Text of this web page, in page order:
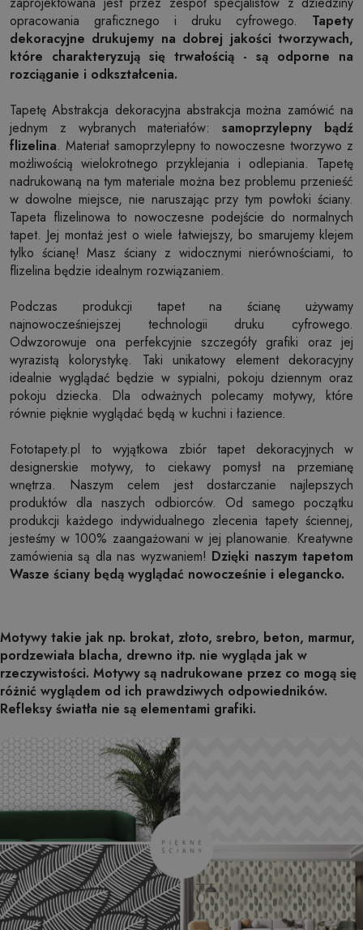
opracowania graficznego i druku cyfrowego. Tapety
dekoracyjne drukujemy na dobrej jakości tworzywach,
które charakteryzują się trwałością - są odporne na
rozciąganie i odkształcenia.
Tapetę Abstrakcja dekoracyjna abstrakcja można zamówić na
jednym z wybranych materiałów:samoprzylepny bądź
flizelina. Materiał samoprzylepny to nowoczesne tworzywo z
możliwością wielokrotnego przyklejania i odlepiania. Tapetę
nadrukowaną na tym materiale można bez problemu przenieść
w dowolne miejsce, nie naruszając przy tym powłoki ściany.
Tapeta flizelinowa to nowoczesne podejście do normalnych
tapet. Jej montaż jest o wiele łatwiejszy, bo smarujemy klejem
tylko ścianę! Masz ściany z widocznymi nierównościami, to
flizelina będzie idealnym rozwiązaniem.
Podczas produkcji tapet na ścianę używamy
najnowocześniejszej technologii druku cyfrowego.
Odwzorowuje ona perfekcyjnie szczegóły grafiki oraz jej
wyrazistą kolorystykę. Taki unikatowy element dekoracyjny
idealnie wyglądać będzie w sypialni, pokoju dziennym oraz
pokoju dziecka. Dla odważnych polecamy motywy, które
równie pięknie wyglądać będą w kuchni i łazience.
Fototapety.pl to wyjątkowa zbiór tapet dekoracyjnych w
designerskie motywy, to ciekawy pomysł na przemianę
wnętrza. Naszym celem jest dostarczanie najlepszych
produktów dla naszych odbiorców. Od samego początku
produkcji każdego indywidualnego zlecenia tapety ściennej,
jesteśmy w 100% zaangażowani w jej planowanie. Kreatywne
zamówienia są dla nas wyzwaniem! Dzięki naszym tapetom
Wasze ściany będą wyglądać nowocześnie i elegancko.
Motywy takie jak np. brokat, złoto, srebro, beton, marmur,
pordzewiała blacha, drewno itp. nie wygląda jak w
rzeczywistości. Motywy są nadrukowane przez co mogą się
różnić wyglądem od ich prawdziwych odpowiedników.
Refleksy światła nie są elementami grafiki.